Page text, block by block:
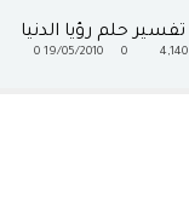
تفسير حلم رؤيا الدنيا
4,140
0
19/05/2010
0